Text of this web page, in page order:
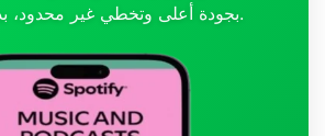
بجودة أعلى وتخطي غير محدود، بدون اشتراك.